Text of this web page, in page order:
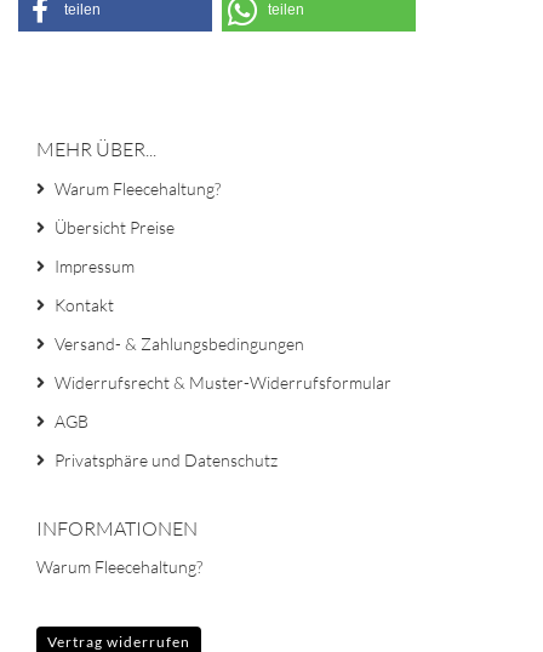
teilen teilen
MEHR ÜBER...
Warum Fleecehaltung?
Übersicht Preise
Impressum
Kontakt
Versand- & Zahlungsbedingungen
Widerrufsrecht & Muster-Widerrufsformular
AGB
Privatsphäre und Datenschutz
INFORMATIONEN
Warum Fleecehaltung?
Vertrag widerrufen